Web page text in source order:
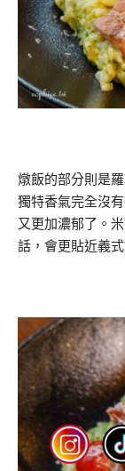
燉飯的部分則是
獨特香氣完全沒
又更加濃郁了。
話，會更貼近義